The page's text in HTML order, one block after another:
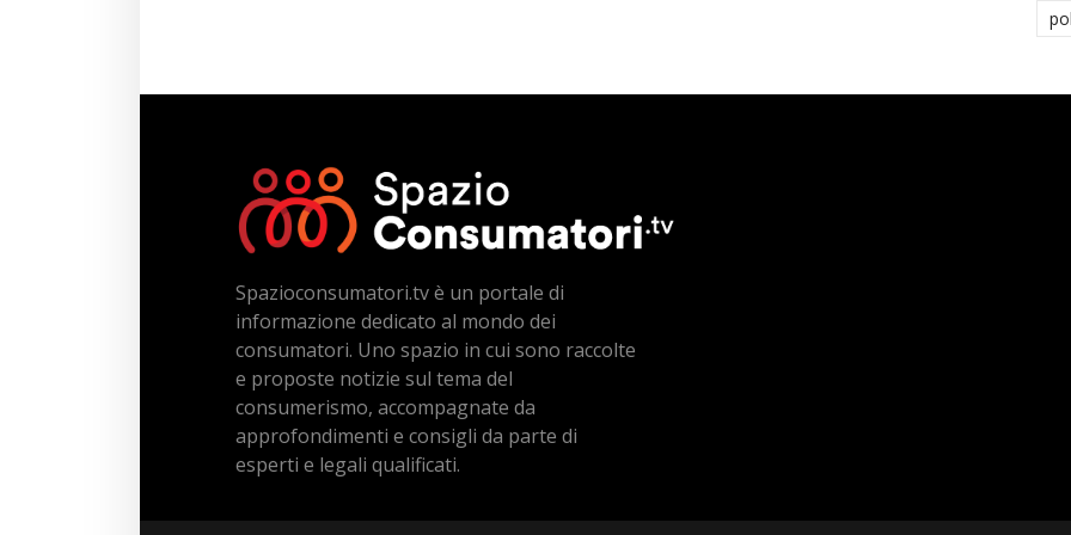
Spazioconsumatori.tv è un portale di
informazione dedicato al mondo dei
consumatori. Uno spazio in cui sono raccolte
e proposte notizie sul tema del
consumerismo, accompagnate da
approfondimenti e consigli da parte di
esperti e legali qualificati.